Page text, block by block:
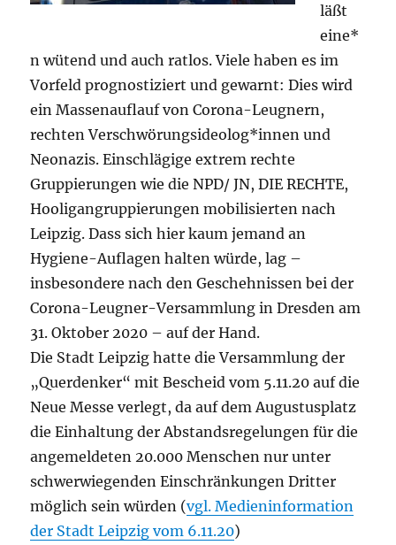
läßt
eine*
n wütend und auch ratlos. Viele haben es im
Vorfeld prognostiziert und gewarnt: Dies wird
ein Massenauflauf von Corona-Leugnern,
rechten Verschwörungsideolog*innen und
Neonazis. Einschlägige extrem rechte
Gruppierungen wie die NPD/ JN, DIE RECHTE,
Hooligangruppierungen mobilisierten nach
Leipzig. Dass sich hier kaum jemand an
Hygiene-Auflagen halten würde, lag –
insbesondere nach den Geschehnissen bei der
Corona-Leugner-Versammlung in Dresden am
31. Oktober 2020 – auf der Hand.
Die Stadt Leipzig hatte die Versammlung der
„Querdenker“ mit Bescheid vom 5.11.20 auf die
Neue Messe verlegt, da auf dem Augustusplatz
die Einhaltung der Abstandsregelungen für die
angemeldeten 20.000 Menschen nur unter
schwerwiegenden Einschränkungen Dritter
möglich sein würden (vgl. Medieninformation
der Stadt Leipzig vom 6.11.20)